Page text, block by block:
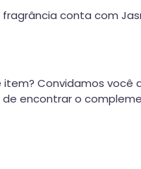
conta com
Convidamos você
encontrar o